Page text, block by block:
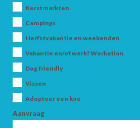
Kerstmarkten
Campings
Herfstvakantie en weekenden
Vakantie en/of werk? Workation
Dog friendly
Vissen
Adopteer een koe
Aanvraag